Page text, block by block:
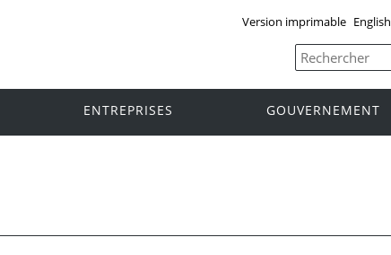
Version imprimable English
ENTREPRISES GOUVERNEMENT